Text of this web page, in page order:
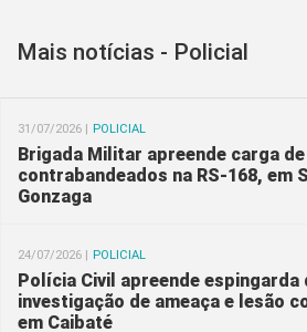
Mais notícias - Policial
31/07/2026 | POLICIAL
Brigada Militar apreende carga
contrabandeados na RS-168, em
Gonzaga
24/07/2026 | POLICIAL
Polícia Civil apreende espingarda
investigação de ameaça e lesão
em Caibaté